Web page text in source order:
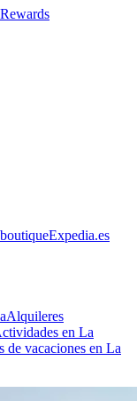
Expedia.es
Alquileres
en La
de vacaciones en La